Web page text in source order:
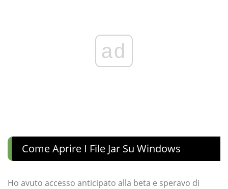
ad
Come Aprire I File Jar Su Windows
Ho avuto accesso anticipato alla beta e speravo di